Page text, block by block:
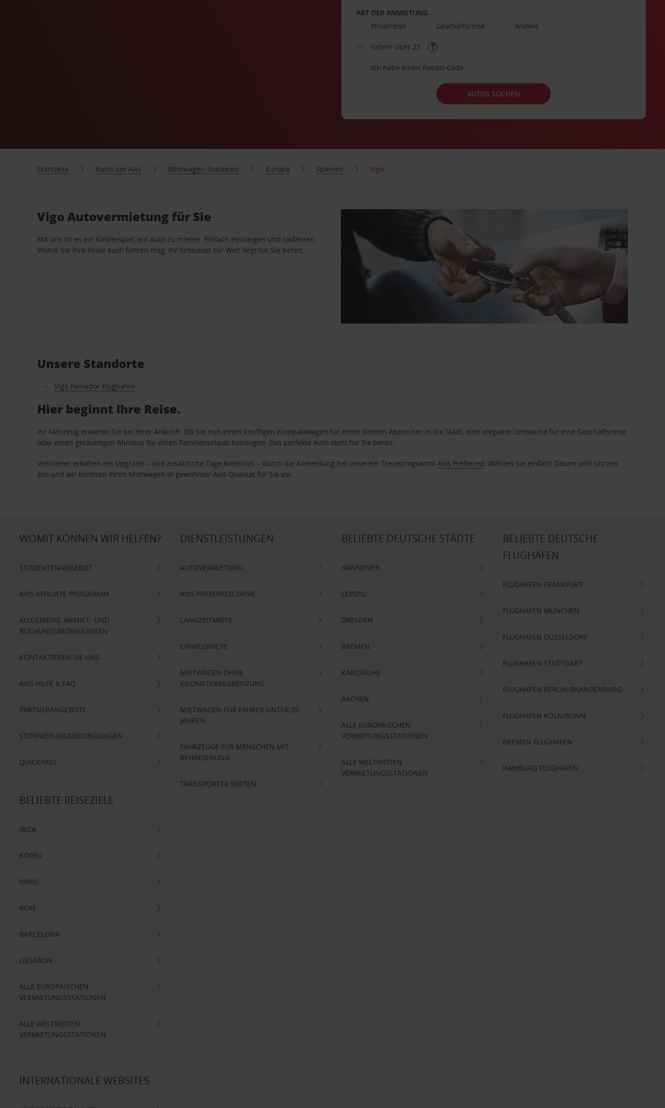
ART DER ANMIETUNG
Privatreise
Geschäftsreise Andere
Fahrer über 25
Ich habe einen Rabatt-Code
AUTOS SUCHEN
Startseite Rund um Avis Mietwagen-Stationen Europa Spanien Vigo
Vigo Autovermietung für Sie
Mit uns ist es ein Kinderspiel, ein Auto zu mieten. Einfach einsteigen und losfahren.
Wohin Sie Ihre Reise auch führen mag, Ihr Schlüssel zur Welt liegt für Sie bereit.
Unsere Standorte
Vigo Peinador Flughafen
Hier beginnt Ihre Reise.
Ihr Fahrzeug erwartet Sie bei Ihrer Ankunft. Ob Sie nun einen knuffigen Kompaktwagen für einen kleinen Abstecher in die Stadt, eine elegante Limousine für eine Geschäftsreise
oder einen geräumigen Minibus für einen Familienurlaub benötigen: Das perfekte Auto steht für Sie bereit.
Vielmieter erhalten ein Upgrade – und zusätzliche Tage kostenlos – durch die Anmeldung bei unserem TreueprogrammAvis Preferred. Wählen Sie einfach Datum und Uhrzeit
aus und wir bereiten Ihren Mietwagen in gewohnter Avis Qualität für Sie vor.
WOMIT KÖNNEN WIR HELFEN?
STUDENTENANGEBOT
AVIS AFFILIATE PROGRAMM
ALLGEMEINE ANMIET- UND
BUCHUNGSBEDINGUNGEN
KONTAKTIEREN SIE UNS
AVIS HILFE & FAQ
PARTNERANGEBOTE
STORNIERUNGSBEDINGUNGEN
QUICKPASS
DIENSTLEISTUNGEN
AUTOVERMIETUNG
AVIS PREFERRED DRIVE
LANGZEITMIETE
EINWEGMIETE
MIETWAGEN OHNE
KILOMETERBEGRENZUNG
MIETWAGEN FÜR FAHRER UNTER 25
JAHREN
FAHRZEUGE FÜR MENSCHEN MIT
BEHINDERUNG
TRANSPORTER MIETEN
BELIEBTE DEUTSCHE STÄDTE
HANNOVER
LEIPZIG
DRESDEN
BREMEN
KARLSRUHE
AACHEN
ALLE EUROPÄISCHEN
VERMIETUNGSSTATIONEN
ALLE WELTWEITEN
VERMIETUNGSSTATIONEN
BELIEBTE DEUTSCHE
FLUGHÄFEN
FLUGHAFEN FRANKFURT
FLUGHAFEN MÜNCHEN
FLUGHAFEN DÜSSELDORF
FLUGHAFEN STUTTGART
FLUGHAFEN BERLIN-BRANDENBURG
FLUGHAFEN KÖLN/BONN
BREMEN FLUGHAFEN
HAMBURG FLUGHAFEN
BELIEBTE REISEZIELE
IBIZA
KORFU
PARIS
ROM
BARCELONA
LISSABON
ALLE EUROPÄISCHEN
VERMIETUNGSSTATIONEN
ALLE WELTWEITEN
VERMIETUNGSSTATIONEN
INTERNATIONALE WEBSITES